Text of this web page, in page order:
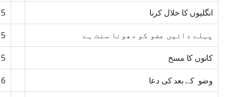
انگلیوں کا خلال کرنا
پہلے دائیں عضو کو دھونا سنت ہے
کانوں کا مسح
وضو کے بعد کی دعا